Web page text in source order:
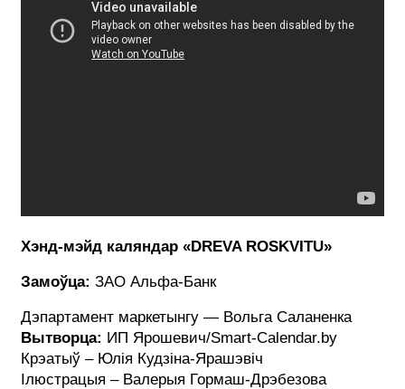
Хэнд-мэйд каляндар «DREVA ROSKVITU»
Замоўца: ЗАО Альфа-Банк
Дэпартамент маркетынгу — Вольга Саланенка
Вытворца: ИП Ярошевич/Smart-Calendar.by
Крэатыў – Юлія Кудзіна-Ярашэвіч
Ілюстрацыя – Валерыя Гормаш-Дрэбезова